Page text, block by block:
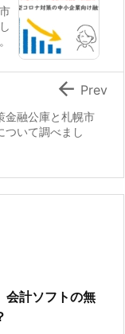
金融公庫と札幌市
ついて調べまし
 Prev
会計ソフトの無